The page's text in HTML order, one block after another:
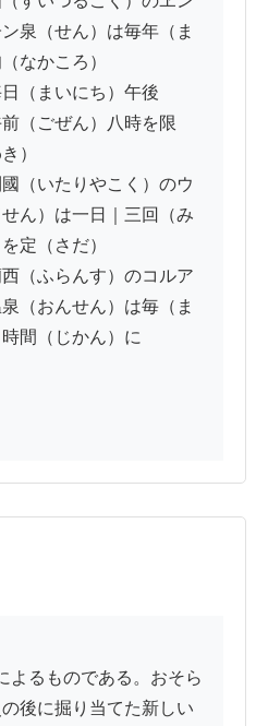
泉（せん）は毎年（ま
なかころ）
（まいにち）午後
前（ごぜん）八時を限
）
（いたりやこく）のウ
ん）は一日｜三回（み
定（さだ）
（ふらんす）のコルア
（おんせん）は毎（ま
間（じかん）に
後に掘り当てた新しい